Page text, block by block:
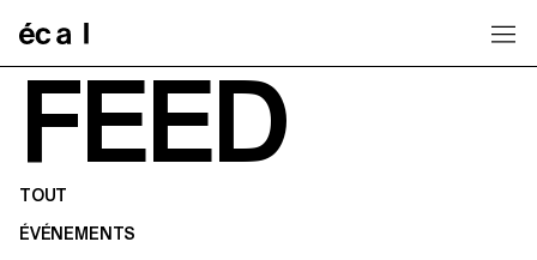
FEED
TOUT
ÉVÉNEMENTS